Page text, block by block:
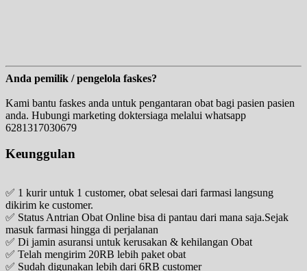
Anda pemilik / pengelola faskes?
Kami bantu faskes anda untuk pengantaran obat bagi pasien pasien
anda. Hubungi marketing doktersiaga melalui whatsapp
6281317030679
Keunggulan
✅ 1 kurir untuk 1 customer, obat selesai dari farmasi langsung
dikirim ke customer.
✅ Status Antrian Obat Online bisa di pantau dari mana saja.Sejak
masuk farmasi hingga di perjalanan
✅ Di jamin asuransi untuk kerusakan & kehilangan Obat
✅ Telah mengirim 20RB lebih paket obat
✅ Sudah digunakan lebih dari 6RB customer